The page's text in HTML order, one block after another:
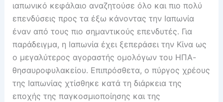
ιαπωνικό κεφάλαιο αναζητούσε όλο και πιο πολύ
επενδύσεις προς τα έξω κάνοντας την Ιαπωνία
έναν από τους πιο σημαντικούς επενδυτές. Για
παράδειγμα, η Ιαπωνία έχει ξεπεράσει την Κίνα ως
ο μεγαλύτερος αγοραστής ομολόγων του ΗΠΑ-
θησαυροφυλακείου. Επιπρόσθετα, ο πύργος χρέους
της Ιαπωνίας χτίσθηκε κατά τη διάρκεια της
εποχής της παγκοσμιοποίησης και της